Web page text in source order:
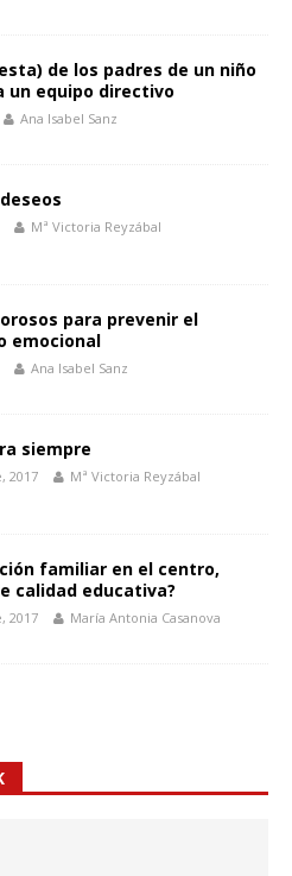
de los padres de un niño
un equipo directivo
Ana Isabel Sanz
Mª Victoria Reyzábal
para prevenir el
emocional
Ana Isabel Sanz
siempre
2017 Mª Victoria Reyzábal
familiar en el centro,
calidad educativa?
2017 María Antonia Casanova